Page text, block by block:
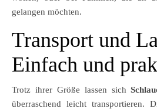
gelangen möchten.
Transport und
Einfach und
Trotz ihrer Größe lassen sich
überraschend leicht transportieren.